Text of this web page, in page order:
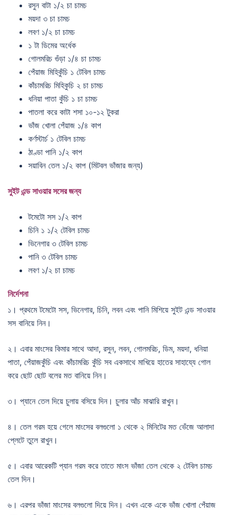
রসুন বাটা ১/২ চা চামচ
ময়দা ৩ চা চামচ
লবণ ১/২ চা চামচ
১ টা ডিমের অর্ধেক
গোলমরিচ গুঁড়া ১/৪ চা চামচ
পেঁয়াজ মিহিকুঁচি ১ টেবিল চামচ
কাঁচামরিচ মিহিকুচি ২ চা চামচ
ধনিয়া পাতা কুঁচি ১ চা চামচ
পাতলা করে কাটা শসা ১০-১২ টুকরা
ভাঁজ খোলা পেঁয়াজ ১/৪ কাপ
কর্ণস্টার্চ ১ টেবিল চামচ
ঠাণ্ডা পানি ১/২ কাপ
সয়াবিন তেল ১/২ কাপ (মিটবল ভাঁজার জন্য)
সুইট এন্ড সাওয়ার সসের জন্য
টমেটো সস ১/২ কাপ
চিনি ১ ১/২ টেবিল চামচ
ভিনেগার ৩ টেবিল চামচ
পানি ৩ টেবিল চামচ
লবণ ১/২ চা চামচ
নির্দেশনা
১। প্রথমে টমেটো সস, ভিনেগার, চিনি, লবন এবং পানি মিশিয়ে সুইট এন্ড সাওয়ার
সস বানিয়ে নিন।
২। এবার মাংসের কিমার সাথে আদা, রসুন, লবন, গোলমরিচ, ডিম, ময়দা, ধনিয়া
পাতা, পেঁয়াজকুঁচি এবং কাঁচামরিচ কুঁচি সব একসাথে মাখিয়ে হাতের সাহায্যে গোল
করে ছোট ছোট বলের মত বানিয়ে নিন।
৩। প্যানে তেল দিয়ে চুলায় বসিয়ে দিন। চুলার আঁচ মাঝারি রাখুন।
৪। তেল গরম হয়ে গেলে মাংসের বলগুলো ১ থেকে ২ মিনিটের মত ভেঁজে আলাদা
প্লেটে তুলে রাখুন।
৫। এবার আরেকটি প্যান গরম করে তাতে মাংস ভাঁজা তেল থেকে ২ টেবিল চামচ
তেল দিন।
৬। এরপর ভাঁজা মাংসের বলগুলো দিয়ে দিন। এখন একে একে ভাঁজ খোলা পেঁয়াজ